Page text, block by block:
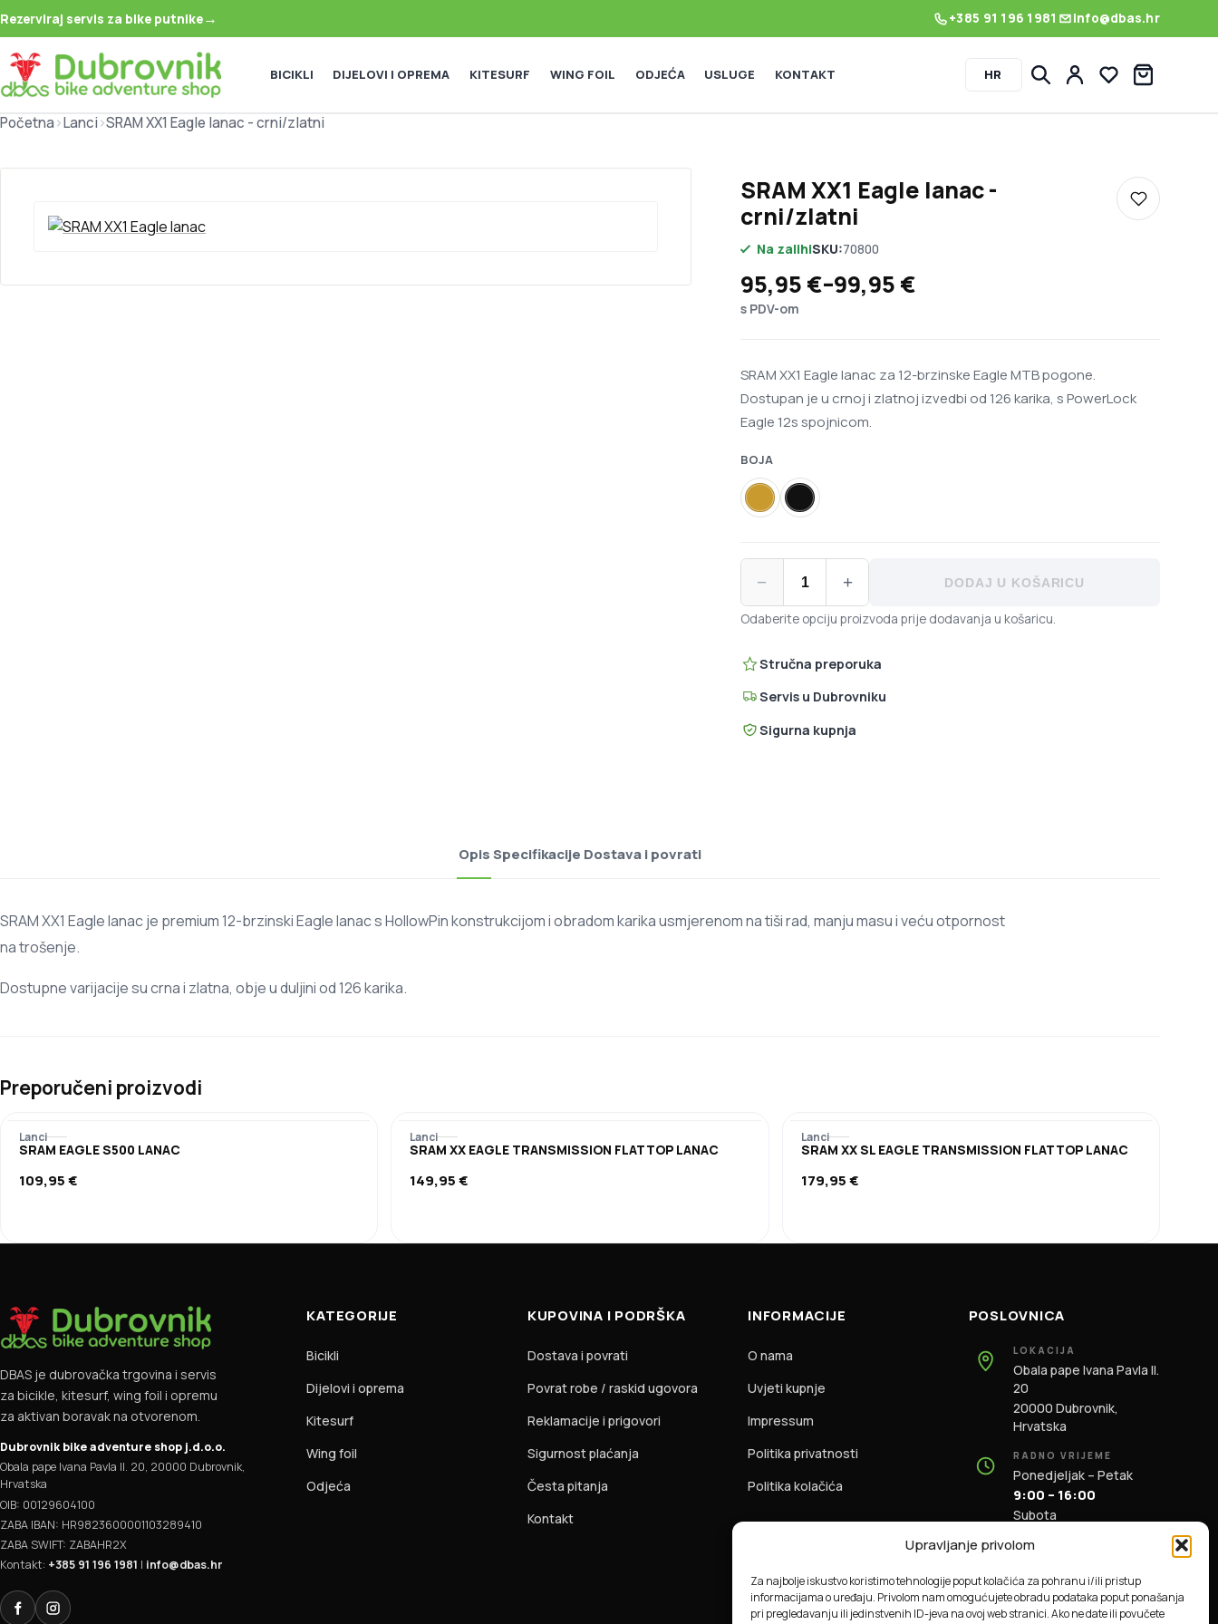
Upravljanje privolom
Za najbolje iskustvo koristimo tehnologije poput kolačića za pohranu i/ili pristup
informacijama o uređaju. Privolom nam omogućujete obradu podataka poput ponašanja
pri pregledavanju ili jedinstvenih ID-jeva na ovoj web stranici. Ako ne date ili povučete
Rezerviraj servis za bike putnike→ +385 91 196 1981 info@dbas.hr
HR Lista želja
BICIKLI DIJELOVI I OPREMA KITESURF WING FOIL ODJEĆA USLUGE KONTAKT
Početna>Lanci>SRAM XX1 Eagle lanac - crni/zlatni
SRAM XX1 Eagle lanac -
crni/zlatni
Dodaj u
Na zalihiSKU:70800
95,95 €–99,95 €
Raspon cijena: od 95,95 € do 99,95 €
s PDV-om
SRAM XX1 Eagle lanac za 12-brzinske Eagle MTB pogone.
Dostupan je u crnoj i zlatnoj izvedbi od 126 karika, s PowerLock
Eagle 12s spojnicom.
BOJA
Zlatna Crna
− + DODAJ U KOŠARICU
Odaberite opciju proizvoda prije dodavanja u košaricu.
Stručna preporuka
Servis u Dubrovniku
Sigurna kupnja
OpisSpecifikacije Dostava i povrati
SRAM XX1 Eagle lanac je premium 12-brzinski Eagle lanac s HollowPin konstrukcijom i obradom karika usmjerenom na tiši rad, manju masu i veću otpornost
na trošenje.
Dostupne varijacije su crna i zlatna, obje u duljini od 126 karika.
Preporučeni proizvodi
Lanci
SRAM EAGLE S500 LANAC
109,95€
Lanci
SRAM XX EAGLE TRANSMISSION FLATTOP LANAC
149,95€
Lanci
SRAM XX SL EAGLE TRANSMISSION FLATTOP LANAC
179,95€
DBAS je dubrovačka trgovina i servis
za bicikle, kitesurf, wing foil i opremu
za aktivan boravak na otvorenom.
Dubrovnik bike adventure shop j.d.o.o.
Obala pape Ivana Pavla II. 20, 20000 Dubrovnik,
Hrvatska
OIB: 00129604100
ZABA IBAN: HR9823600001103289410
ZABA SWIFT: ZABAHR2X
Kontakt: +385 91 196 1981 | info@dbas.hr
FacebookInstagram
KATEGORIJE
Bicikli
Dijelovi i oprema
Kitesurf
Wing foil
Odjeća
KUPOVINA I PODRŠKA
Dostava i povrati
Povrat robe / raskid ugovora
Reklamacije i prigovori
Sigurnost plaćanja
Česta pitanja
Kontakt
INFORMACIJE
O nama
Uvjeti kupnje
Impressum
Politika privatnosti
Politika kolačića
POSLOVNICA
LOKACIJA
Obala pape Ivana Pavla II.
20
20000 Dubrovnik,
Hrvatska
RADNO VRIJEME
Ponedjeljak – Petak
9:00 – 16:00
Subota
+385 91 196 1981
info@dbas.hr